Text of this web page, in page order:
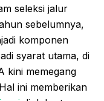
seleksi jalur
sebelumnya,
komponen
syarat utama, di
kini memegang
ini memberikan